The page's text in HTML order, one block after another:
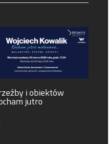
i obiektów
jutro